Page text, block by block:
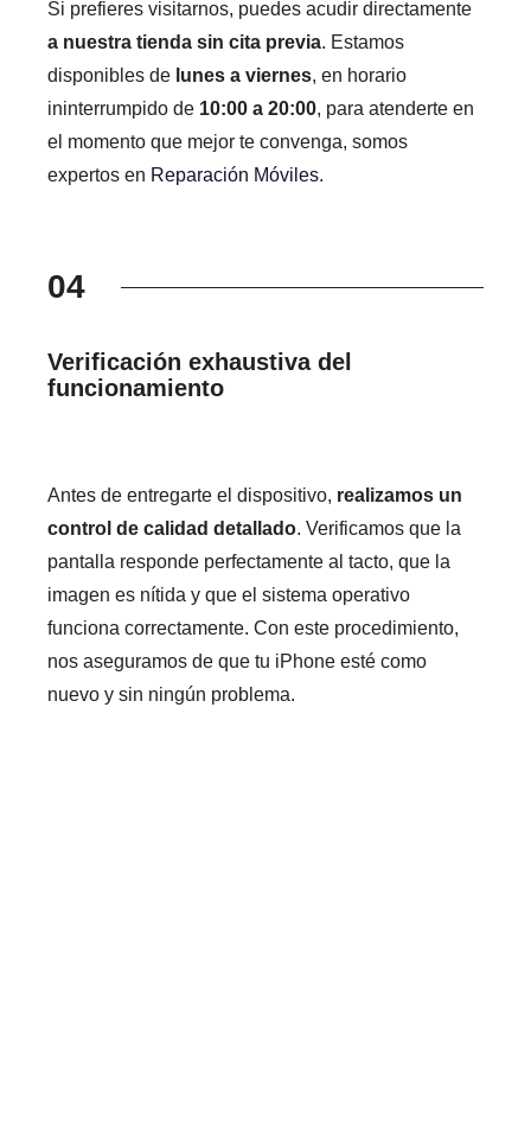
Si prefieres visitarnos, puedes acudir directamente
a nuestra tienda sin cita previa. Estamos
disponibles de lunes a viernes, en horario
ininterrumpido de 10:00 a 20:00, para atenderte en
el momento que mejor te convenga, somos
expertos en Reparación Móviles.
04
Verificación exhaustiva del
funcionamiento
Antes de entregarte el dispositivo, realizamos un
control de calidad detallado. Verificamos que la
pantalla responde perfectamente al tacto, que la
imagen es nítida y que el sistema operativo
funciona correctamente. Con este procedimiento,
nos aseguramos de que tu iPhone esté como
nuevo y sin ningún problema.